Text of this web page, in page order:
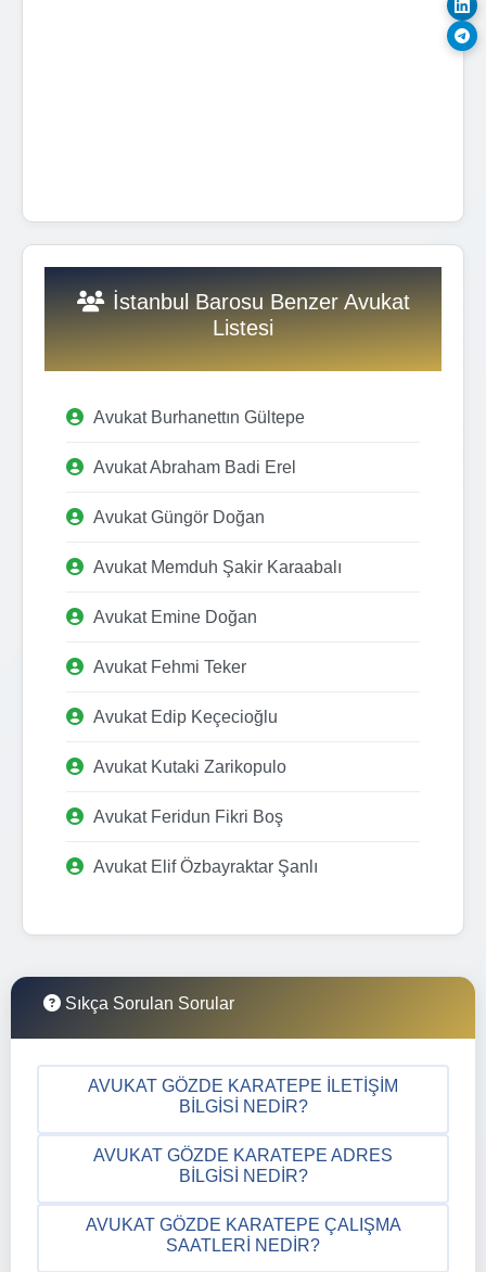
İstanbul Barosu Benzer Avukat
Listesi
Avukat Burhanettın Gültepe
Avukat Abraham Badi Erel
Avukat Güngör Doğan
Avukat Memduh Şakir Karaabalı
Avukat Emine Doğan
Avukat Fehmi Teker
Avukat Edip Keçecioğlu
Avukat Kutaki Zarikopulo
Avukat Feridun Fikri Boş
Avukat Elif Özbayraktar Şanlı
Sıkça Sorulan Sorular
AVUKAT GÖZDE KARATEPE İLETIŞIM
BILGISI NEDIR?
AVUKAT GÖZDE KARATEPE ADRES
BILGISI NEDIR?
AVUKAT GÖZDE KARATEPE ÇALIŞMA
SAATLERI NEDIR?